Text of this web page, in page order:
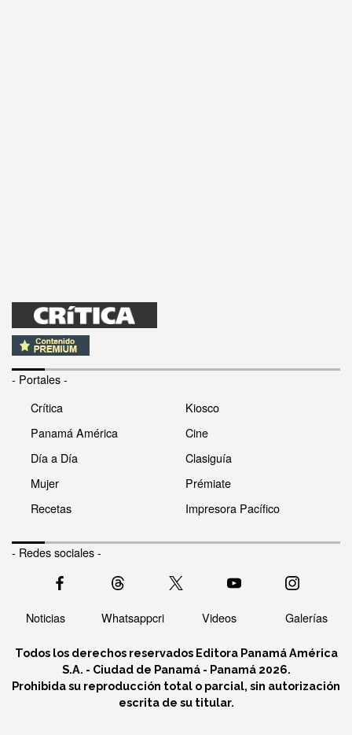
- Portales -
Crítica
Panamá América
Día a Día
Mujer
Recetas
Kiosco
Cine
Clasiguía
Prémiate
Impresora Pacífico
- Redes sociales -
Noticias Whatsappcri Videos Galerías
Todos los derechos reservados Editora Panamá América
S.A. - Ciudad de Panamá - Panamá 2026.
Prohibida su reproducción total o parcial, sin autorización
escrita de su titular.